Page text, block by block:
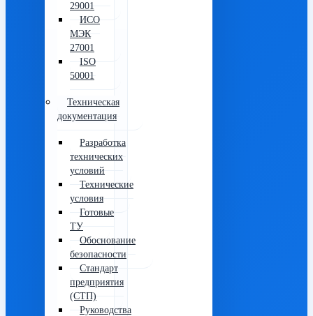
29001
ИСО
МЭК
27001
ISO
50001
Техническая
документация
Разработка
технических
условий
Технические
условия
Готовые
ТУ
Обоснование
безопасности
Стандарт
предприятия
(СТП)
Руководства